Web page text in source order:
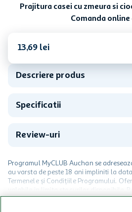
Prajitura casei cu zmeura si
Comanda online
13,69 lei
Descriere produs
Specificatii
Review-uri
Programul MyCLUB Auchan se
au varsta de peste 18 ani impliniti la
Termenele și Condițiile Programului.
limita a 12 unitati / card client o singura
Cardul poate fi utilizat doar in legatura